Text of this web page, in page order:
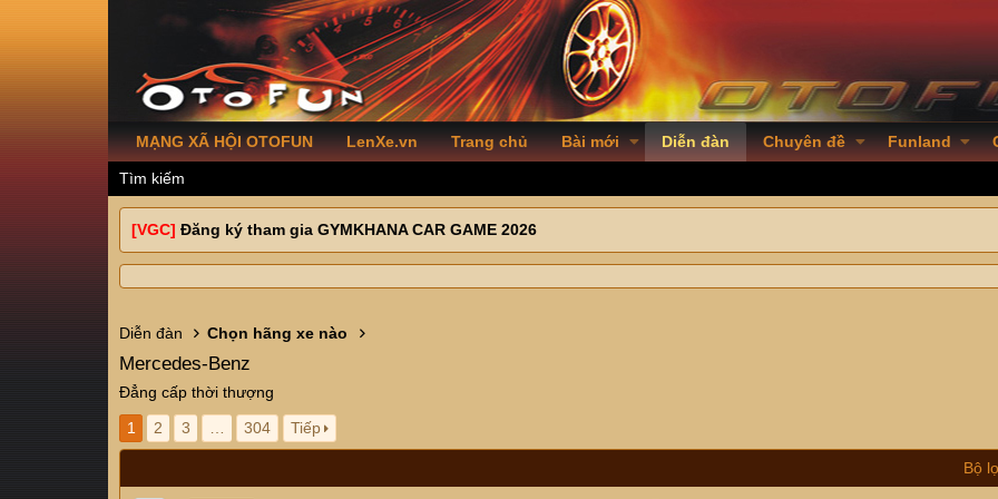
MẠNG XÃ HỘI OTOFUN LenXe.vn Trang chủ Bài mới Diễn đàn Chuyên đề Funland
Tìm kiếm
[VGC] Đăng ký tham gia GYMKHANA CAR GAME 2026
Diễn đàn Chọn hãng xe nào
Mercedes-Benz
Đẳng cấp thời thượng
1
2 3 304 Tiếp
Bộ